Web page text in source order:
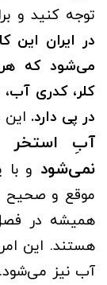
توجه کنید و
در ایران این
می‌شود که
کلر، کدری
در پی دارد.
نمی‌شود و با
موقع و صحیح
همیشه در فصل
هستند. این
آب نیز